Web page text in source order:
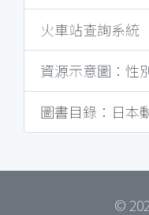
火車站查詢系統
資源示意圖：性
圖書目錄：日本
©